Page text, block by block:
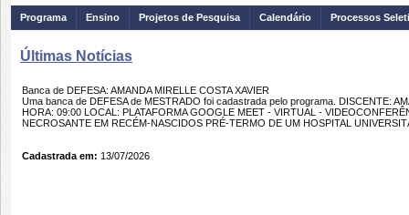
Programa Ensino Projetos de Pesquisa Calendário Processos
Últimas Notícias
Banca de DEFESA: AMANDA MIRELLE COSTA XAVIER
Uma banca de DEFESA de MESTRADO foi cadastrada pelo programa. DISCENTE:
HORA: 09:00 LOCAL: PLATAFORMA GOOGLE MEET - VIRTUAL -
NECROSANTE EM RECÉM-NASCIDOS PRÉ-TERMO DE UM HOSPITAL
Cadastrada em: 13/07/2026